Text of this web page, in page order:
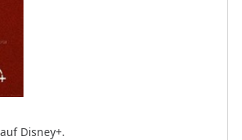
Disney+.